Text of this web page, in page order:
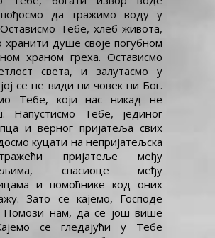
да тражимо воду у
Тебе, хлеб живота,
хранити душе своје погубном
храном греха. Остависмо
света, и залутасмо у
се не види ни човек ни Бог.
Тебе, који нас никад не
Напустисмо Тебе, јединог
и верног пријатеља свих
куцати на непријатељска
пријатеље међу
спасиоце међу
и помоћнике код оних
Зато се кајемо, Господе
Помози нам, да се још више
се гледајући у Тебе